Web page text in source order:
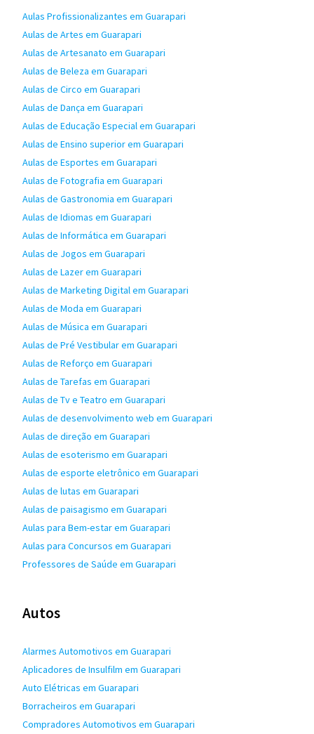
Aulas Profissionalizantes em Guarapari
Aulas de Artes em Guarapari
Aulas de Artesanato em Guarapari
Aulas de Beleza em Guarapari
Aulas de Circo em Guarapari
Aulas de Dança em Guarapari
Aulas de Educação Especial em Guarapari
Aulas de Ensino superior em Guarapari
Aulas de Esportes em Guarapari
Aulas de Fotografia em Guarapari
Aulas de Gastronomia em Guarapari
Aulas de Idiomas em Guarapari
Aulas de Informática em Guarapari
Aulas de Jogos em Guarapari
Aulas de Lazer em Guarapari
Aulas de Marketing Digital em Guarapari
Aulas de Moda em Guarapari
Aulas de Música em Guarapari
Aulas de Pré Vestibular em Guarapari
Aulas de Reforço em Guarapari
Aulas de Tarefas em Guarapari
Aulas de Tv e Teatro em Guarapari
Aulas de desenvolvimento web em Guarapari
Aulas de direção em Guarapari
Aulas de esoterismo em Guarapari
Aulas de esporte eletrônico em Guarapari
Aulas de lutas em Guarapari
Aulas de paisagismo em Guarapari
Aulas para Bem-estar em Guarapari
Aulas para Concursos em Guarapari
Professores de Saúde em Guarapari
Autos
Alarmes Automotivos em Guarapari
Aplicadores de Insulfilm em Guarapari
Auto Elétricas em Guarapari
Borracheiros em Guarapari
Compradores Automotivos em Guarapari